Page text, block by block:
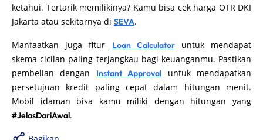
ketahui. Tertarik memilikinya? Kamu bisa cek harga OTR DKI
Jakarta atau sekitarnya di SEVA.
Manfaatkan juga fitur Loan Calculatoruntuk mendapat
skema cicilan paling terjangkau bagi keuanganmu. Pastikan
pembelian dengan Instant Approval untuk mendapatkan
persetujuan kredit paling cepat dalam hitungan menit.
Mobil idaman bisa kamu miliki dengan hitungan yang
#JelasDariAwal.